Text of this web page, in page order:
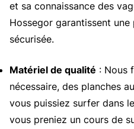
et sa connaissance des
Hossegor garantissent
sécurisée.
Matériel de qualité : Nous
nécessaire, des planches
vous puissiez surfer dans
vous preniez un cours de